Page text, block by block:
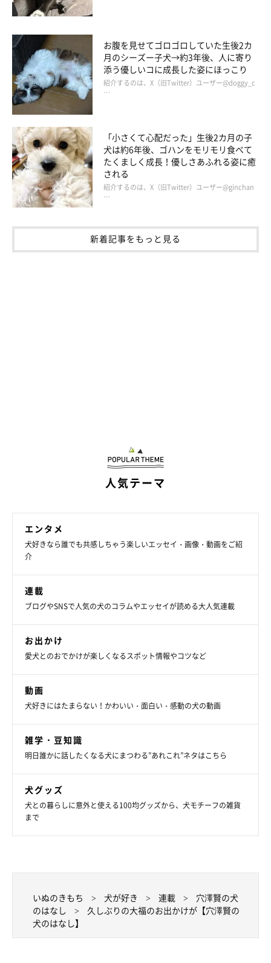
お腹を見せてゴロゴロしていた生後2カ
月のシーズー子犬→約3年後、人に寄り
添う優しいコに成長した姿にほっこり
紹介するのは、X（旧Twitter）ユーザー@doggy_c
…
「小さくて心配だった」生後2カ月の子
犬は約6年後、ゴハンをモリモリ食べて
たくましく成長！優しさあふれる姿に癒
される
紹介するのは、X（旧Twitter）ユーザー@ginchan
…
新着記事をもっと見る
人気テーマ
エンタメ
犬好きなら誰でも共感しちゃう楽しいエッセイ・画像・動画をご紹
介
連載
ブログやSNSで人気の犬のコラムやエッセイが読める大人気連載
お出かけ
愛犬とのおでかけが楽しくなるスポット情報やコツなど
動画
犬好きにはたまらない！かわいい・面白い・感動の犬の動画
雑学・豆知識
明日誰かに話したくなる犬にまつわる”あれこれ”ネタはこちら
犬グッズ
犬との暮らしに意外と使える100均グッズから、犬モチーフの雑貨
まで
いぬのきもち 犬が好き 連載
穴澤賢の犬
のはなし
久しぶりの大福のお出かけが【穴澤賢の
犬のはなし】